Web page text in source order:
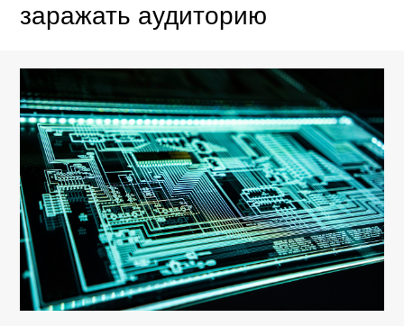
заражать аудиторию